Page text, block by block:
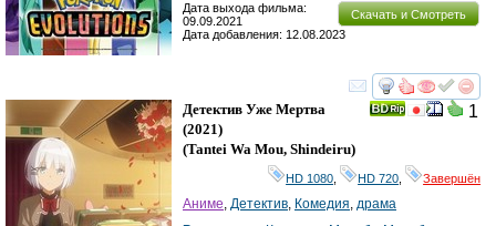
Скачать и Смотреть
Дата выхода фильма:
09.09.2021
Дата добавления: 12.08.2023
смотреть
1
Детектив Уже Мертва
(2021)
(Tantei Wa Mou, Shindeiru)
HD 1080 HD 720 Завершён
Аниме Детектив Комедия драма